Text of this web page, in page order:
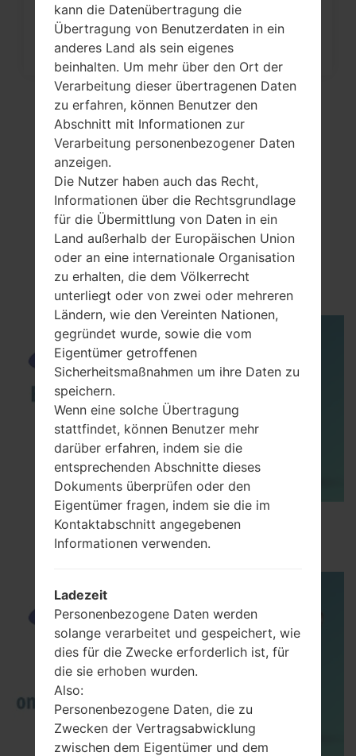
Wie kann man die
Werkseinstellungen durch Menü
auf...
VideoSamsung GT-
E1055T
How to Enable Developer Options & USB
Debugging on Samsung ?
kann die Datenübertragung die
Übertragung von Benutzerdaten in ein
anderes Land als sein eigenes
beinhalten. Um mehr über den Ort der
Verarbeitung dieser übertragenen Daten
zu erfahren, können Benutzer den
Abschnitt mit Informationen zur
Verarbeitung personenbezogener Daten
anzeigen.
Die Nutzer haben auch das Recht,
Informationen über die Rechtsgrundlage
für die Übermittlung von Daten in ein
Land außerhalb der Europäischen Union
oder an eine internationale Organisation
zu erhalten, die dem Völkerrecht
unterliegt oder von zwei oder mehreren
Ländern, wie den Vereinten Nationen,
gegründet wurde, sowie die vom
Eigentümer getroffenen
Sicherheitsmaßnahmen um ihre Daten zu
speichern.
Wenn eine solche Übertragung
stattfindet, können Benutzer mehr
darüber erfahren, indem sie die
entsprechenden Abschnitte dieses
Dokuments überprüfen oder den
Eigentümer fragen, indem sie die im
Kontaktabschnitt angegebenen
Informationen verwenden.
Ladezeit
Personenbezogene Daten werden
solange verarbeitet und gespeichert, wie
dies für die Zwecke erforderlich ist, für
die sie erhoben wurden.
Also:
Personenbezogene Daten, die zu
Zwecken der Vertragsabwicklung
zwischen dem Eigentümer und dem